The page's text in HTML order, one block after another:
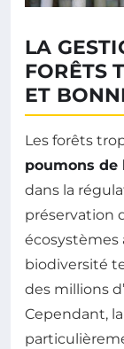
LA
FORÊTS
ET
Les forêts
poumons de
dans la
préservation
écosystèmes
biodiversité
des millions
Cependant, la